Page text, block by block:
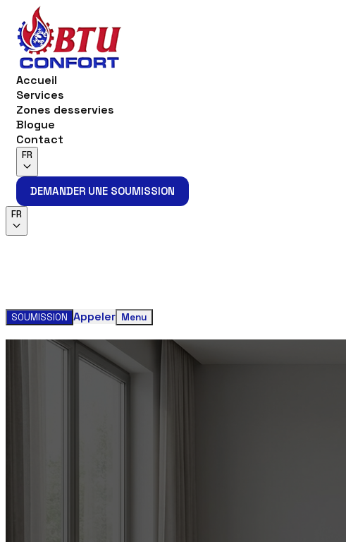
Accueil
Services
Zones desservies
Blogue
Contact
FR
DEMANDER UNE SOUMISSION
DEMANDER UNE SOUMISSION
FR
SOUMISSION Appeler Menu